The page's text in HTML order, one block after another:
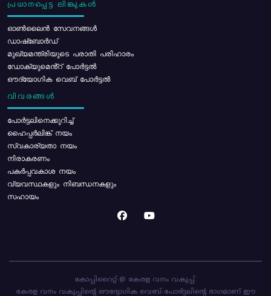
പ്രധാനപ്പെട്ട ലിങ്കുകൾ
ഓൺലൈൻ സേവനങ്ങൾ
ഡാഷ്ബോർഡ്
മുഖ്യമന്ത്രിയുടെ പരാതി പരിഹാരം
ഡോക്യുമെൻ്റ് പോർട്ടൽ
ഔദ്യോഗിക വെബ് പോർട്ടൽ
വിവരങ്ങൾ
പോര്‍ട്ടലിനെക്കുറിച്ച്
ഹൈപ്പർലിങ്ക് നയം
സ്വകാര്യതാ നയം
നിരാകരണം
പകർപ്പവകാശ നയം
വ്യവസ്ഥകളും നിബന്ധനകളും
സഹായം
കോപ്പിറൈറ്റ് @ കേരള വനം വകുപ്പ്.
കേരള വനം വകുപ്പിന്റെ ഔദ്യോഗിക വെബ്-പോർട്ടലിന്റെ ഭാഗമാണ് ഈ